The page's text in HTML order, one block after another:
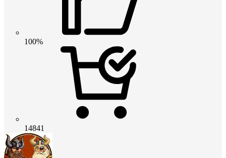
100%
14841